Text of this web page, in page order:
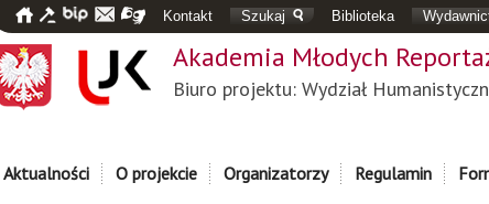
Kontakt Szukaj Biblioteka
Akademia Młodych
Biuro projektu: Wydział
Aktualności O projekcie Organizatorzy Regulamin